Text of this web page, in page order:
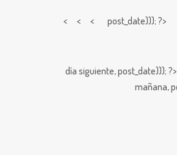
< < < post_date)));
día siguiente,post_date))); ?>
mañana,